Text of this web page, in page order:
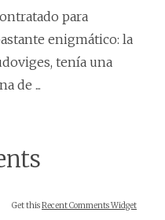
para
enigmático: la
tenía una
de ...
Get thisRecent Comments Widget